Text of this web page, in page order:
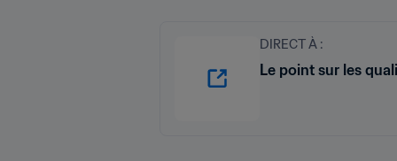
DIRECT À :
Le point sur les